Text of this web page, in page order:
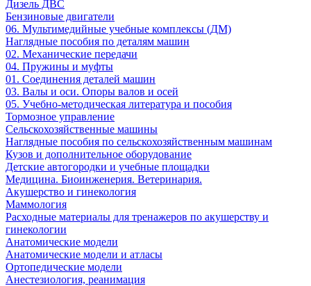
Дизель ДВС
Бензиновые двигатели
06. Мультимедийные учебные комплексы (ДМ)
Наглядные пособия по деталям машин
02. Механические передачи
04. Пружины и муфты
01. Соединения деталей машин
03. Валы и оси. Опоры валов и осей
05. Учебно-методическая литература и пособия
Тормозное управление
Сельскохозяйственные машины
Наглядные пособия по сельскохозяйственным машинам
Кузов и дополнительное оборудование
Детские автогородки и учебные площадки
Медицина. Биоинженерия. Ветеринария.
Акушерство и гинекология
Маммология
Расходные материалы для тренажеров по акушерству и
гинекологии
Анатомические модели
Анатомические модели и атласы
Ортопедические модели
Анестезиология, реанимация